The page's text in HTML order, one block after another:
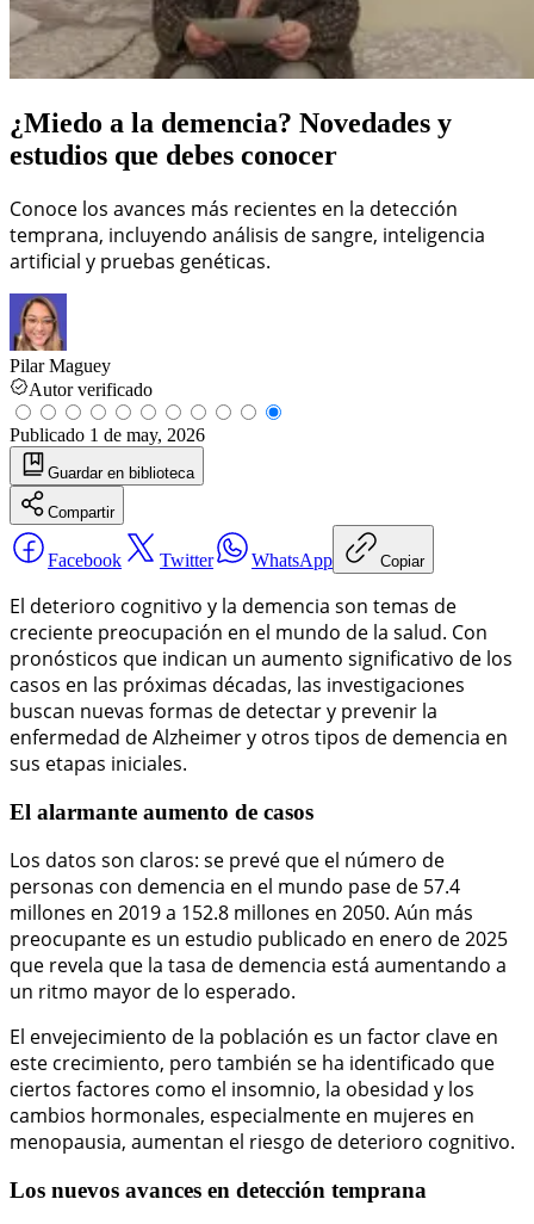
¿Miedo a la demencia? Novedades y
estudios que debes conocer
Conoce los avances más recientes en la detección
temprana, incluyendo análisis de sangre, inteligencia
artificial y pruebas genéticas.
Pilar Maguey
Autor verificado
Publicado 1 de may, 2026
Guardar en biblioteca
Compartir
Facebook Twitter WhatsApp Copiar
El deterioro cognitivo y la demencia son temas de
creciente preocupación en el mundo de la salud. Con
pronósticos que indican un aumento significativo de los
casos en las próximas décadas, las investigaciones
buscan nuevas formas de detectar y prevenir la
enfermedad de Alzheimer y otros tipos de demencia en
sus etapas iniciales.
El alarmante aumento de casos
Los datos son claros: se prevé que el número de
personas con demencia en el mundo pase de 57.4
millones en 2019 a 152.8 millones en 2050. Aún más
preocupante es un estudio publicado en enero de 2025
que revela que la tasa de demencia está aumentando a
un ritmo mayor de lo esperado.
El envejecimiento de la población es un factor clave en
este crecimiento, pero también se ha identificado que
ciertos factores como el insomnio, la obesidad y los
cambios hormonales, especialmente en mujeres en
menopausia, aumentan el riesgo de deterioro cognitivo.
Los nuevos avances en detección temprana